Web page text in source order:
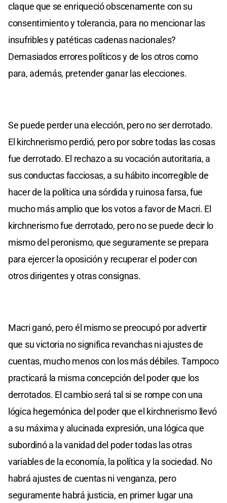
claque que se enriqueció obscenamente con su
consentimiento y tolerancia, para no mencionar las
insufribles y patéticas cadenas nacionales?
Demasiados errores políticos y de los otros como
para, además, pretender ganar las elecciones.
Se puede perder una elección, pero no ser derrotado.
El kirchnerismo perdió, pero por sobre todas las cosas
fue derrotado. El rechazo a su vocación autoritaria, a
sus conductas facciosas, a su hábito incorregible de
hacer de la política una sórdida y ruinosa farsa, fue
mucho más amplio que los votos a favor de Macri. El
kirchnerismo fue derrotado, pero no se puede decir lo
mismo del peronismo, que seguramente se prepara
para ejercer la oposición y recuperar el poder con
otros dirigentes y otras consignas.
Macri ganó, pero él mismo se preocupó por advertir
que su victoria no significa revanchas ni ajustes de
cuentas, mucho menos con los más débiles. Tampoco
practicará la misma concepción del poder que los
derrotados. El cambio será tal si se rompe con una
lógica hegemónica del poder que el kirchnerismo llevó
a su máxima y alucinada expresión, una lógica que
subordinó a la vanidad del poder todas las otras
variables de la economía, la política y la sociedad. No
habrá ajustes de cuentas ni venganza, pero
seguramente habrá justicia, en primer lugar una